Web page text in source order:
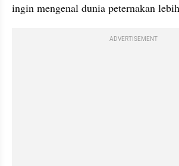
ingin mengenal dunia peternakan
ADVERTISEMENT